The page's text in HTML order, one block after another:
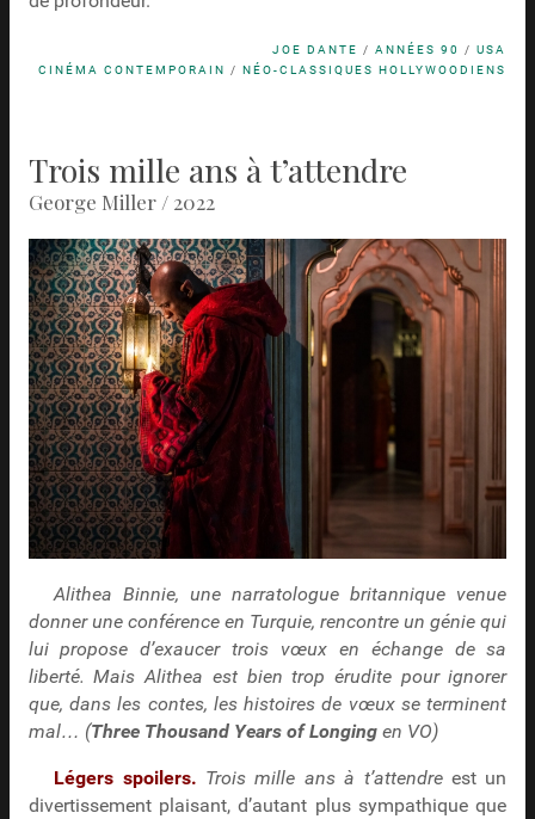
JOE DANTE /ANNÉES 90 /USA
CINÉMA CONTEMPORAIN /NÉO-CLASSIQUES HOLLYWOODIENS
Trois mille ans à t’attendre
George Miller / 2022
Alithea Binnie, une narratologue britannique venue
donner une conférence en Turquie, rencontre un génie qui
lui propose d’exaucer trois vœux en échange de sa
liberté. Mais Alithea est bien trop érudite pour ignorer
que, dans les contes, les histoires de vœux se terminent
mal… (Three Thousand Years of Longingen VO)
Légers spoilers. Trois mille ans à t’attendreest un
divertissement plaisant, d’autant plus sympathique que